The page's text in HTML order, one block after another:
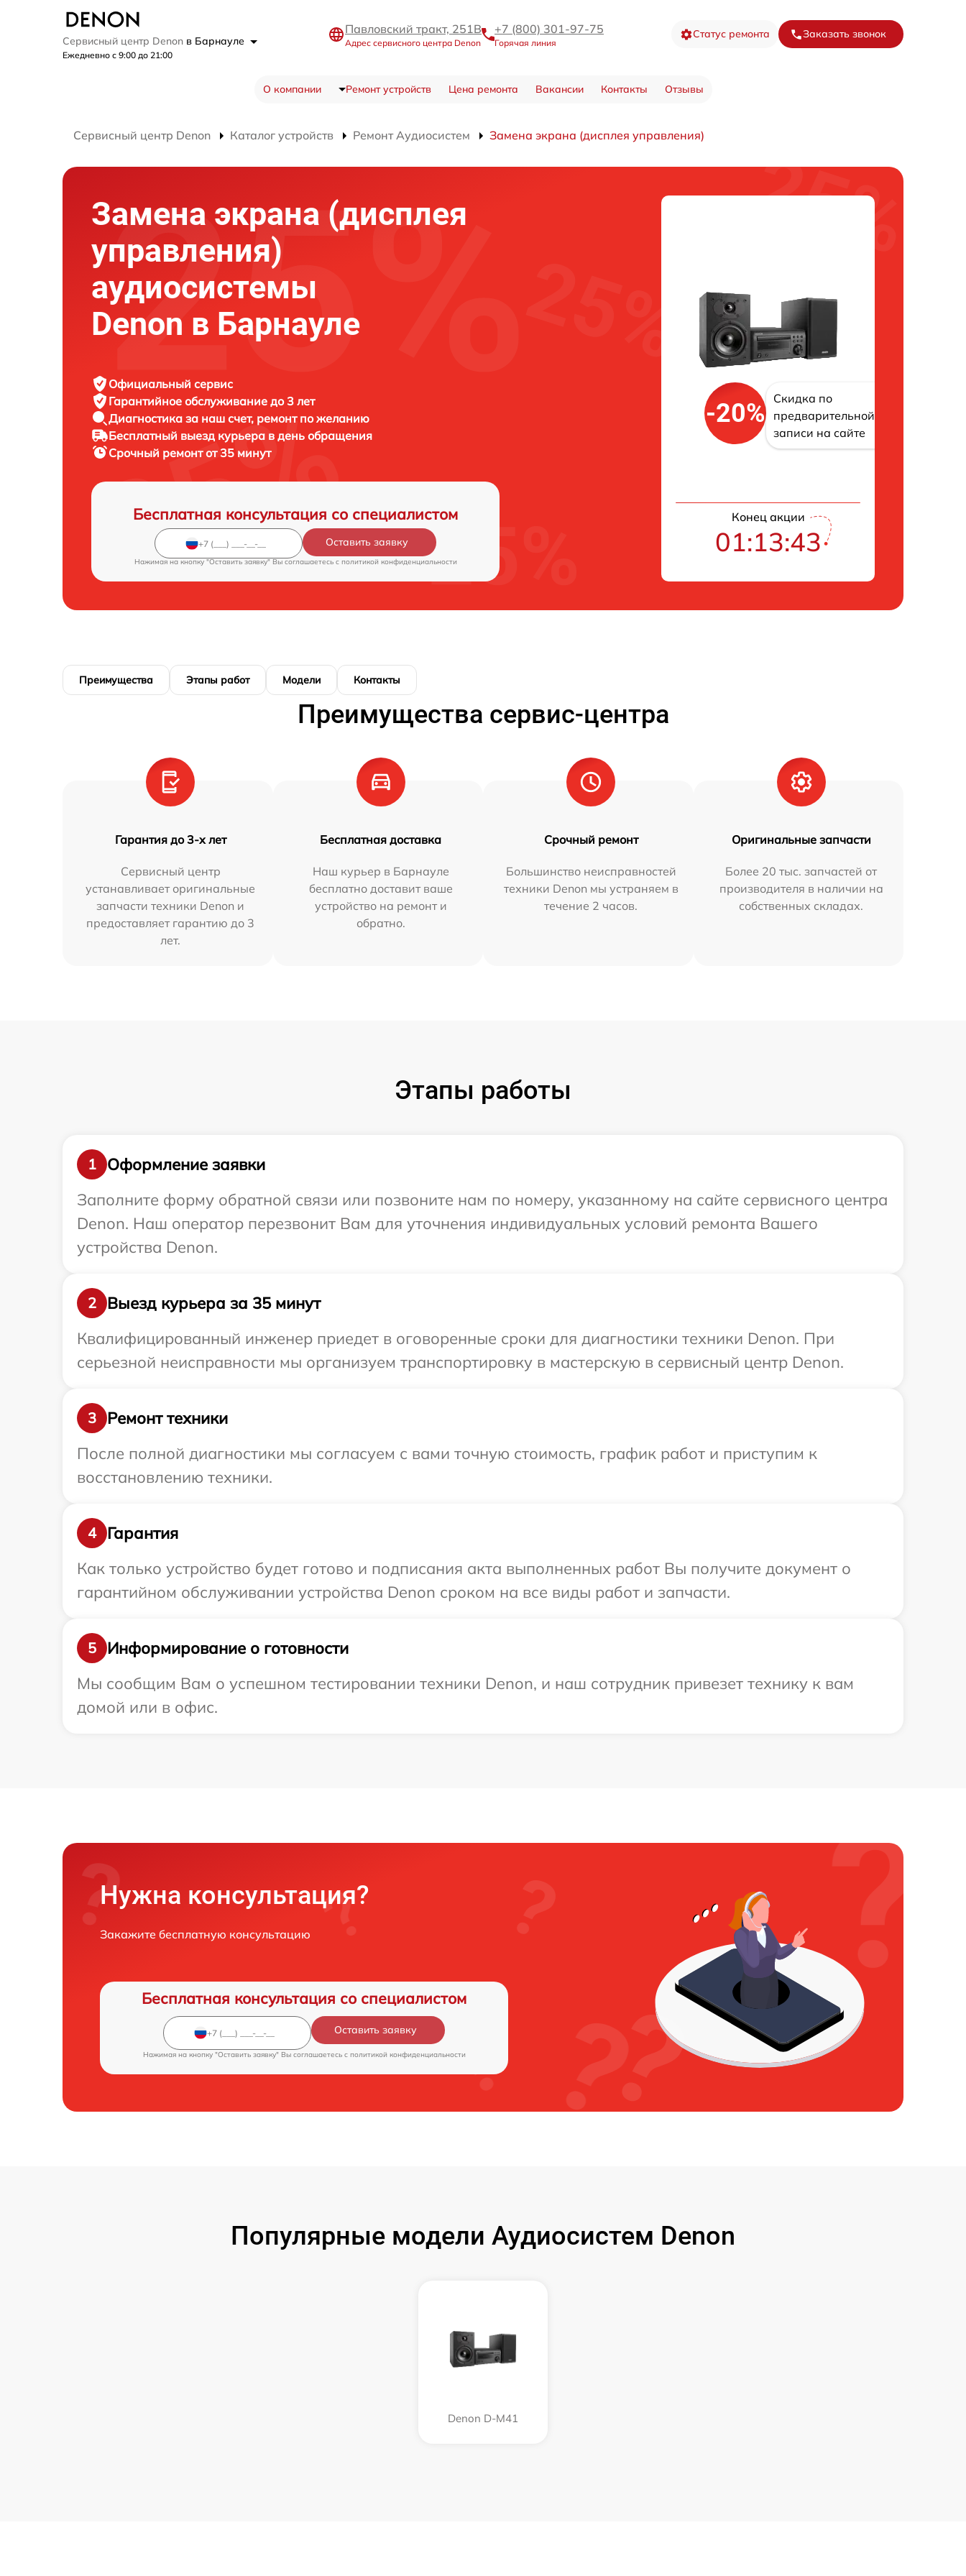
Сервисный центр Denon в Барнауле
Ежедневно с 9:00 до 21:00
Павловский тракт, 251В
Адрес сервисного центра Denon
+7 (800) 301-97-75
Горячая линия
Статус ремонта Заказать звонок
О компании Ремонт устройств Цена ремонта Вакансии Контакты Отзывы
Сервисный центр Denon Каталог устройств Ремонт Аудиосистем Замена экрана (дисплея управления)
Замена экрана (дисплея
управления)
аудиосистемы
Denon в Барнауле
Официальный сервис
Гарантийное обслуживание до 3 лет
Диагностика за наш счет, ремонт по желанию
Бесплатный выезд курьера в день обращения
Срочный ремонтот 35 минут
Бесплатная консультация со специалистом
Оставить заявку
Нажимая на кнопку "Оставить заявку" Вы соглашаетесь c политикой конфиденциальности
-20%
Скидка по
предварительной
записи на сайте
Конец акции
01:13:43
Преимущества Этапы работ Модели Контакты
Преимущества сервис-центра
Гарантия до 3-х лет
Сервисный центр
устанавливает оригинальные
запчасти техники Denon и
предоставляет гарантию до 3
лет.
Бесплатная доставка
Наш курьер в Барнауле
бесплатно доставит ваше
устройство на ремонт и
обратно.
Срочный ремонт
Большинство неисправностей
техники Denon мы устраняем в
течение 2 часов.
Оригинальные запчасти
Более 20 тыс. запчастей от
производителя в наличии на
собственных складах.
Этапы работы
1
Оформление заявки
Заполните форму обратной связи или позвоните нам по номеру, указанному на сайте сервисного центра
Denon. Наш оператор перезвонит Вам для уточнения индивидуальных условий ремонта Вашего
устройства Denon.
2
Выезд курьера за 35 минут
Квалифицированный инженер приедет в оговоренные сроки для диагностики техники Denon. При
серьезной неисправности мы организуем транспортировку в мастерскую в сервисный центр Denon.
3
Ремонт техники
После полной диагностики мы согласуем с вами точную стоимость, график работ и приступим к
восстановлению техники.
4
Гарантия
Как только устройство будет готово и подписания акта выполненных работ Вы получите документ о
гарантийном обслуживании устройства Denon сроком на все виды работ и запчасти.
5
Информирование о готовности
Мы сообщим Вам о успешном тестировании техники Denon, и наш сотрудник привезет технику к вам
домой или в офис.
Нужна консультация?
Закажите бесплатную консультацию
Бесплатная консультация со специалистом
Оставить заявку
Нажимая на кнопку "Оставить заявку" Вы соглашаетесь c политикой конфиденциальности
Популярные модели Аудиосистем Denon
Denon D-M41